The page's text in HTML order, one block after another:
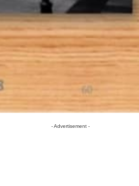
- Advertisement -